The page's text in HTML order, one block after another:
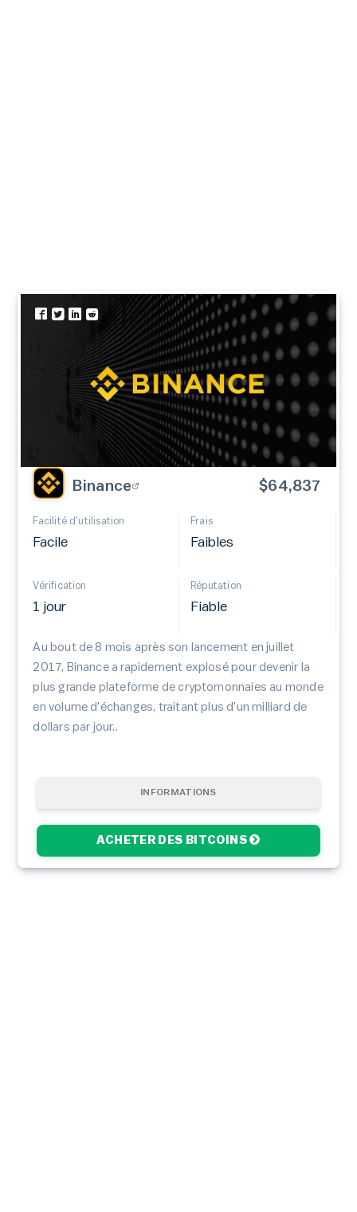
INFORMATIONS
ACHETER DES BITCOINS
Binance $64,837
Facilité d'utilisation
Facile
Frais
Faibles
Vérification
1 jour
Réputation
Fiable
Au bout de 8 mois après son lancement en juillet
2017, Binance a rapidement explosé pour devenir la
plus grande plateforme de cryptomonnaies au monde
en volume d'échanges, traitant plus d'un milliard de
dollars par jour..